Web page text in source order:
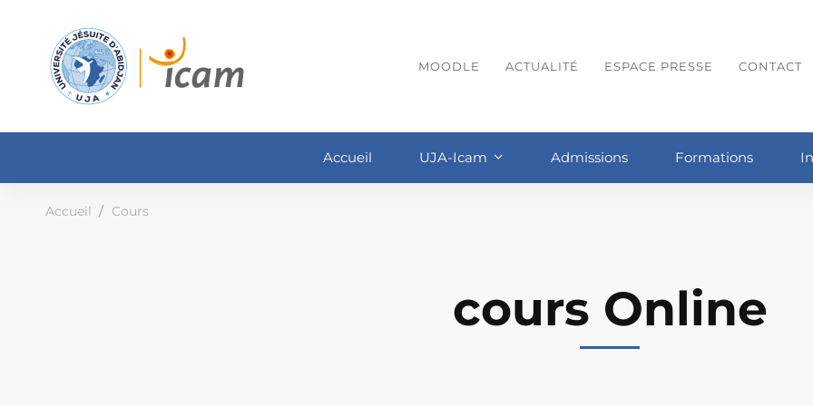
MOODLE ACTUALITÉ ESPACE PRESSE CONTACT
Accueil UJA-Icam Admissions Formations
Accueil Cours
cours Online